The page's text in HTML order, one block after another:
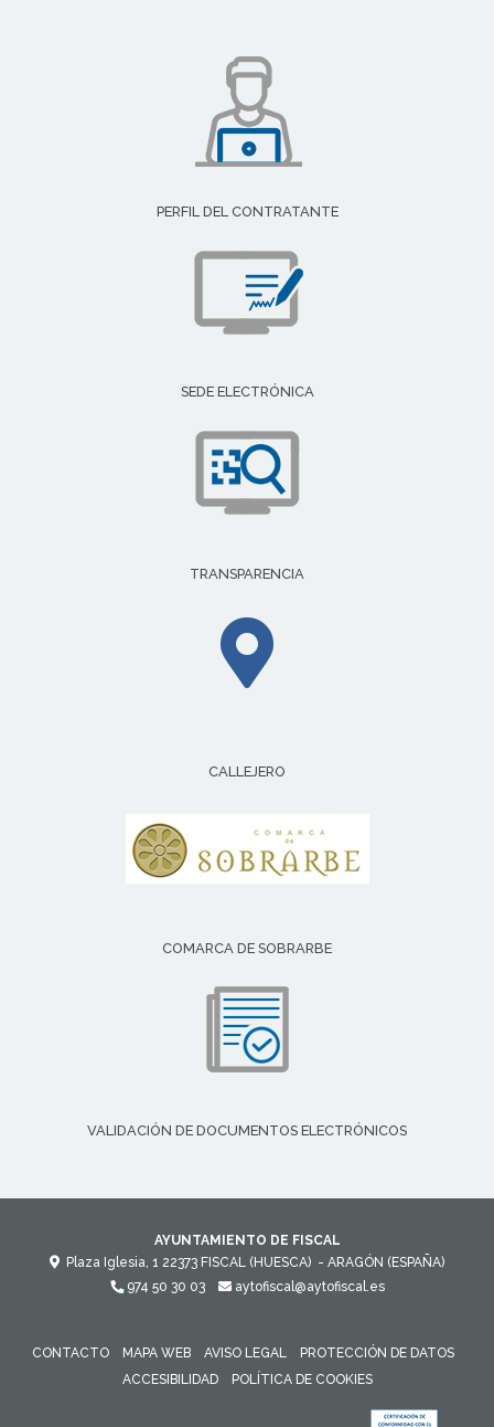
PERFIL DEL CONTRATANTE
SEDE ELECTRÓNICA
TRANSPARENCIA
CALLEJERO
COMARCA DE SOBRARBE
VALIDACIÓN DE DOCUMENTOS ELECTRÓNICOS
AYUNTAMIENTO DE FISCAL
Plaza Iglesia, 1 22373 FISCAL (HUESCA) - ARAGÓN (ESPAÑA)
974 50 30 03
aytofiscal@aytofiscal.es
CONTACTO MAPA WEB AVISO LEGAL
PROTECCIÓN DE DATOS
ACCESIBILIDAD
POLÍTICA DE COOKIES